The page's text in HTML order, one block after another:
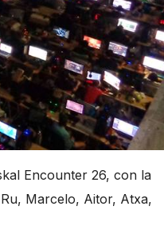
Encounter 26, con la
Marcelo, Aitor, Atxa,